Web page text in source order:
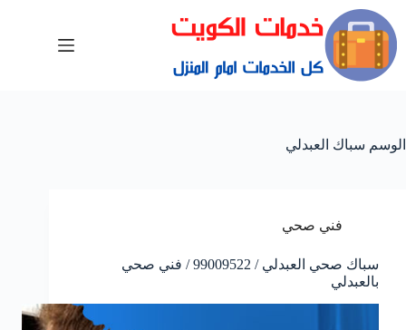
الوسم سباك العبدلي
فني صحي
سباك صحي العبدلي / 99009522 / فني صحي
بالعبدلي